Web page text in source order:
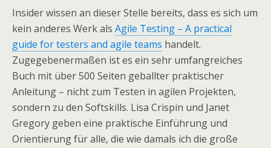
Insider wissen an dieser Stelle bereits, dass es sich um
kein anderes Werk als Agile Testing – A practical
guide for testers and agile teams handelt.
Zugegebenermaßen ist es ein sehr umfangreiches
Buch mit über 500 Seiten geballter praktischer
Anleitung – nicht zum Testen in agilen Projekten,
sondern zu den Softskills. Lisa Crispin und Janet
Gregory geben eine praktische Einführung und
Orientierung für alle, die wie damals ich die große